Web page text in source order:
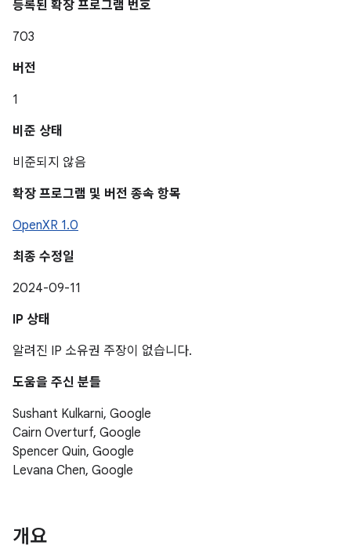
등록된 확장 프로그램 번호
703
버전
1
비준 상태
비준되지 않음
확장 프로그램 및 버전 종속 항목
OpenXR 1.0
최종 수정일
2024-09-11
IP 상태
알려진 IP 소유권 주장이 없습니다.
도움을 주신 분들
Sushant Kulkarni, Google
Cairn Overturf, Google
Spencer Quin, Google
Levana Chen, Google
개요